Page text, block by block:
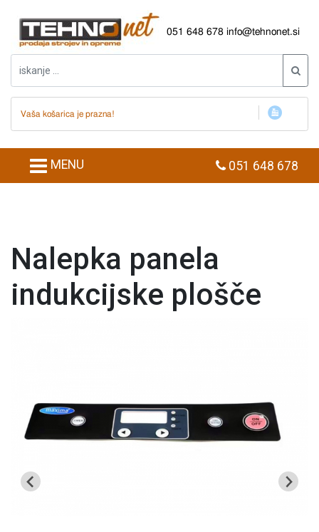
051 648 678 info@tehnonet.si
Vaša košarica je prazna!
MENU 051 648 678
Nalepka panela
indukcijske plošče